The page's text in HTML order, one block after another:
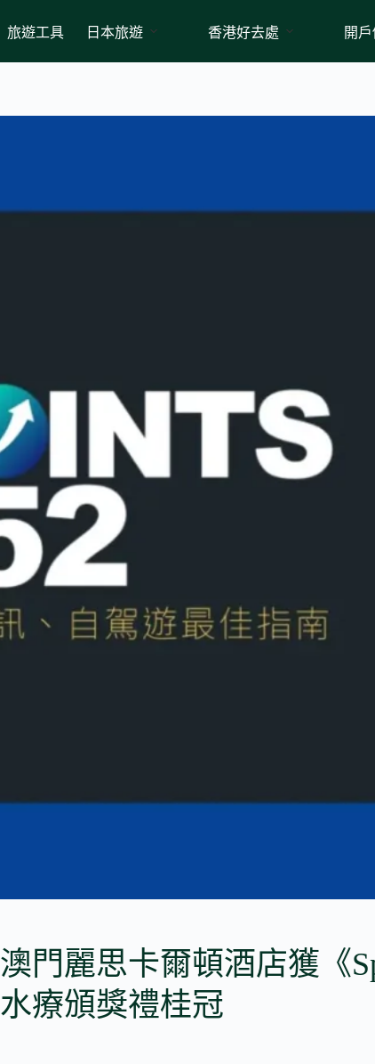
旅遊工具 日本旅遊 香港好去處 開
澳門麗思卡爾頓酒店獲《
水療頒獎禮桂冠